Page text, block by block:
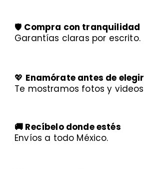
🛡️ Compra con tranquilidad
Garantías claras por escrito.
💖 Enamórate antes de elegir
Te mostramos fotos y videos
🚚 Recíbelo donde estés
Envíos a todo México.